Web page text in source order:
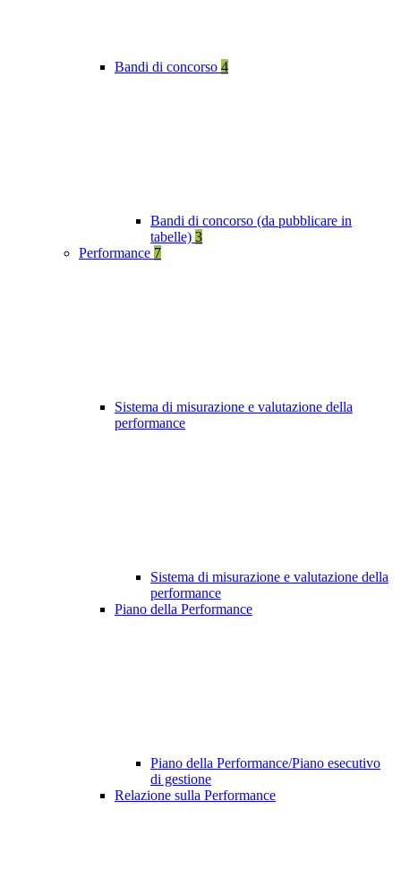
Bandi di concorso 4
Bandi di concorso (da pubblicare in
tabelle) 3
Performance 7
Sistema di misurazione e valutazione della
performance
Sistema di misurazione e valutazione della
performance
Piano della Performance
Piano della Performance/Piano esecutivo
di gestione
Relazione sulla Performance